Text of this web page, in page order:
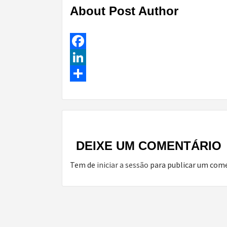
About Post Author
Facebook
LinkedIn
Reading
DEIXE UM COMENTÁRIO
Tem de iniciar a sessão para publicar um